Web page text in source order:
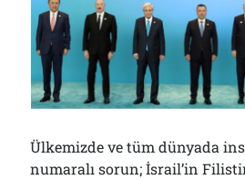
Çağırdı!..
31/07/2026
Arşivler
Ülkemizde ve tüm dünyada
numaralı sorun; İsrail’in